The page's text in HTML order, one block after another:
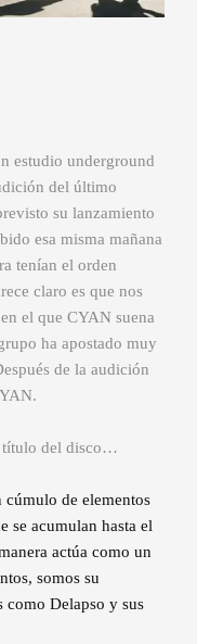
estudio underground
del último
su lanzamiento
esa misma mañana
tenían el orden
claro es que nos
el que CYAN suena
ha apostado muy
de la audición
título del disco…
de elementos
se acumulan hasta el
actúa como un
somos su
como Delapso y sus